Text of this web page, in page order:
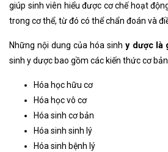
giúp sinh viên hiểu được cơ chế hoạt
trong cơ thể, từ đó có thể chẩn đoán và
Những nội dung của hóa sinhy dược là
sinh y dược bao gồm các kiến thức cơ bản
Hóa học hữu cơ
Hóa học vô cơ
Hóa sinh cơ bản
Hóa sinh sinh lý
Hóa sinh bệnh lý